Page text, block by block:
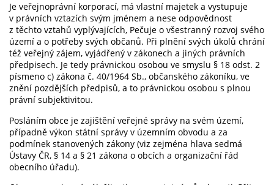
Je veřejnoprávní korporací, má vlastní majetek a vystupuje
v právních vztazích svým jménem a nese odpovědnost
z těchto vztahů vyplývajících, Pečuje o všestranný rozvoj svého
území a o potřeby svých občanů. Při plnění svých úkolů chrání
též veřejný zájem, vyjádřený v zákonech a jiných právních
předpisech. Je tedy právnickou osobou ve smyslu § 18 odst. 2
písmeno c) zákona č. 40/1964 Sb., občanského zákoníku, ve
znění pozdějších předpisů, a to právnickou osobou s plnou
právní subjektivitou.
Posláním obce je zajištění veřejné správy na svém území,
případně výkon státní správy v územním obvodu a za
podmínek stanovených zákony (viz zejména hlava sedmá
Ústavy ČR, § 14 a § 21 zákona o obcích a organizační řád
obecního úřadu).